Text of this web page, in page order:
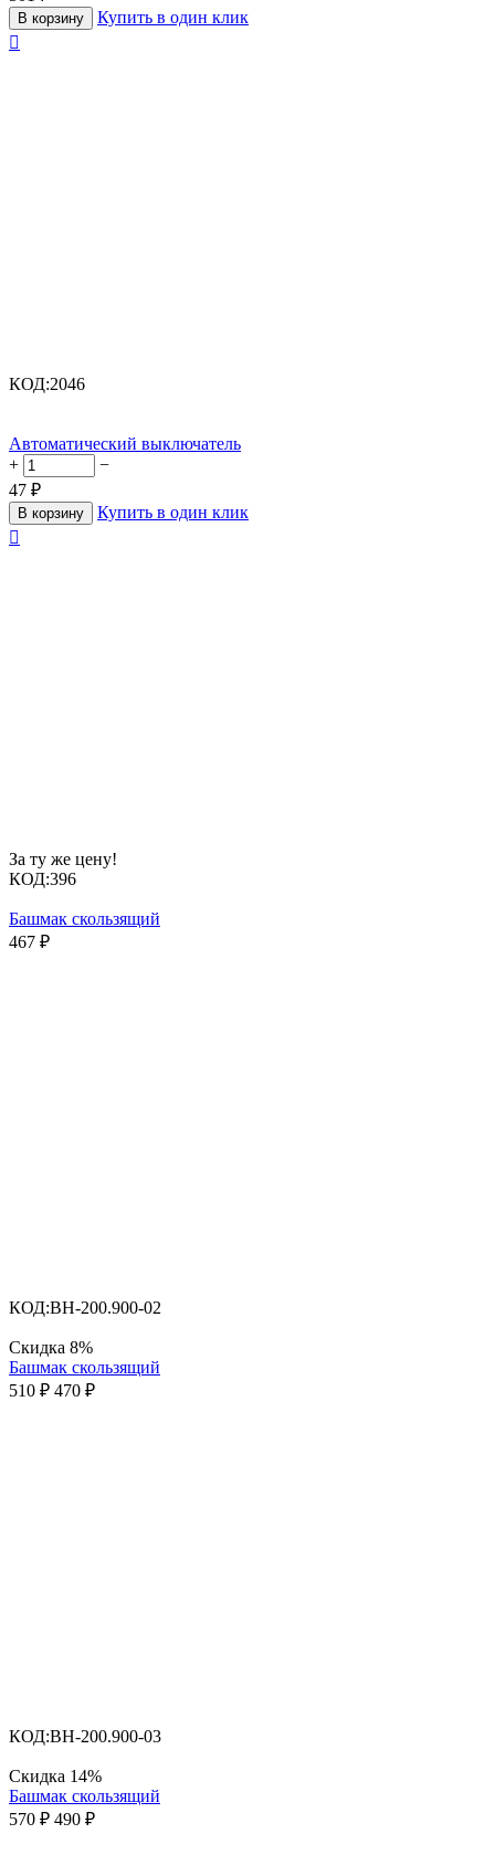
В корзину
Купить в один клик

КОД:2046
Автоматический выключатель
+
−
47 ₽
В корзину
Купить в один клик

За ту же цену!
КОД:396
Башмак скользящий
467 ₽
КОД:BH-200.900-02
Скидка 8%
Башмак скользящий
510 ₽ 470 ₽
КОД:BH-200.900-03
Скидка 14%
Башмак скользящий
570 ₽ 490 ₽